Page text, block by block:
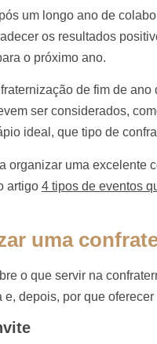
um longo ano de
os resultados
o próximo ano.
de fim de
ser considerados,
ideal, que tipo de
organizar uma excelente
artigo 4 tipos de eventos
uma
o que servir na
depois, por que